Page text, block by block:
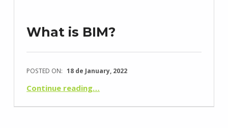
What is BIM?
POSTED ON: 18 de January, 2022
Continue reading…